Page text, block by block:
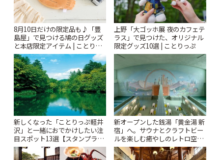
8月10日だけの限定品も♪「豊
島屋」で見つける鳩の日グッズ
と本店限定アイテム | ことりっ
ぷ
上野「大ゴッホ展 夜のカフェテ
ラス」で見つけた、オリジナル
限定グッズ10選 | ことりっぷ
新しくなった「ことりっぷ軽井
沢」と一緒におでかけしたい注
目スポット13選【スタンプラリ
ー開催中】 | ことりっぷ
新オープンした銭湯「黄金湯 新
宿」へ。サウナとクラフトビー
ルを楽しむ癒やしのレトロ空間
| ことりっぷ